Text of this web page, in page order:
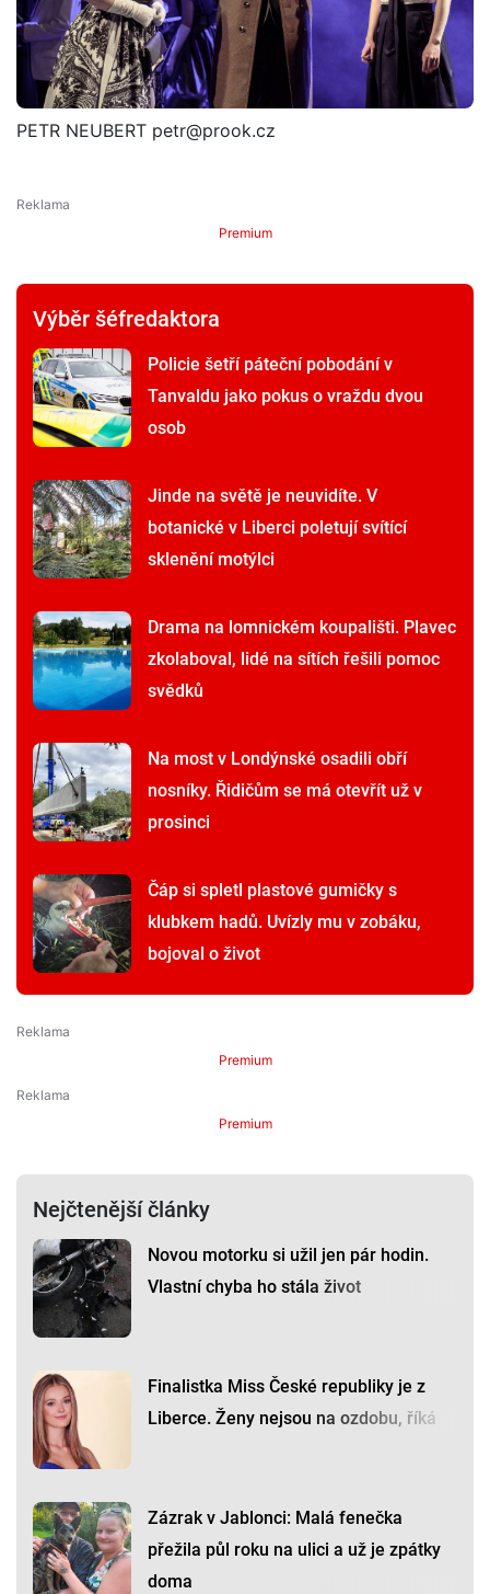
PETR NEUBERT petr@prook.cz
Premium
Výběr šéfredaktora
Policie šetří páteční pobodání v
Tanvaldu jako pokus o vraždu dvou
osob
Jinde na světě je neuvidíte. V
botanické v Liberci poletují svítící
sklenění motýlci
Drama na lomnickém koupališti. Plavec
zkolaboval, lidé na sítích řešili pomoc
svědků
Na most v Londýnské osadili obří
nosníky. Řidičům se má otevřít už v
prosinci
Čáp si spletl plastové gumičky s
klubkem hadů. Uvízly mu v zobáku,
bojoval o život
Premium
Premium
Nejčtenější články
Novou motorku si užil jen pár hodin.
Vlastní chyba ho stála život
Finalistka Miss České republiky je z
Liberce. Ženy nejsou na ozdobu, říká
Zázrak v Jablonci: Malá fenečka
přežila půl roku na ulici a už je zpátky
doma